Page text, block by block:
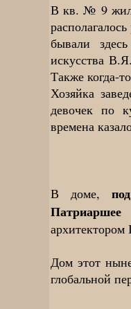
В кв. № 9 жил
бывали
искусства
Также когда-
Хозяйка
девочек по
времена
В доме,
Патриаршее
Дом этот
глобальной